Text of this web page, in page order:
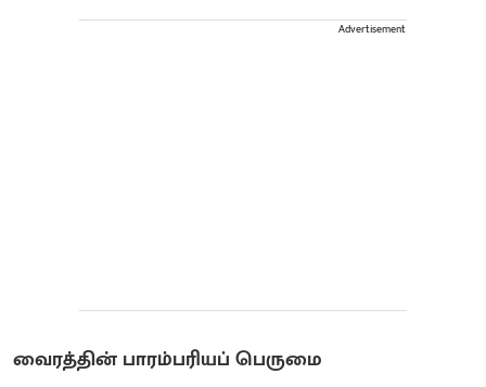
Advertisement
வைரத்தின் பாரம்பரியப் பெருமை